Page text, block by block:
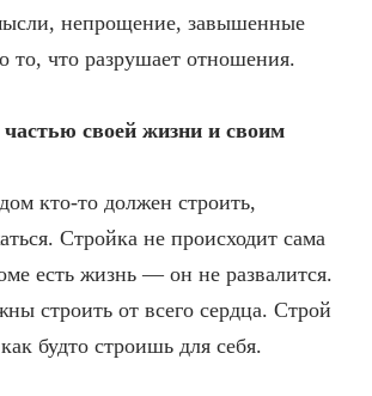
непрощение, завышенные
то, что разрушает отношения.
своей жизни и своим
кто-то должен строить,
Стройка не происходит сама
есть жизнь — он не развалится.
строить от всего сердца. Строй
будто строишь для себя.